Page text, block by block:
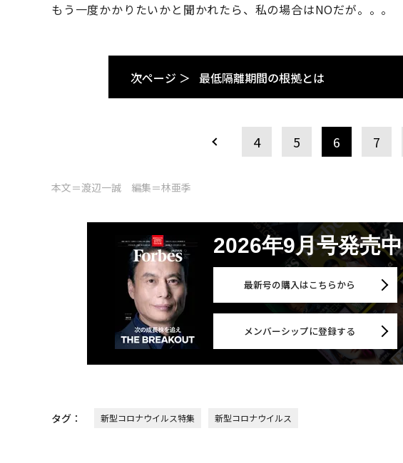
もう一度かかりたいかと聞かれたら、私の場合はNOだが。。。
次ページ ＞ 最低隔離期間の根拠とは
4 5 6 7
本文＝渡辺一誠 編集＝林亜季
2026年9月号発売中
最新号の購入はこちらから
メンバーシップに登録する
タグ： 新型コロナウイルス特集 新型コロナウイルス